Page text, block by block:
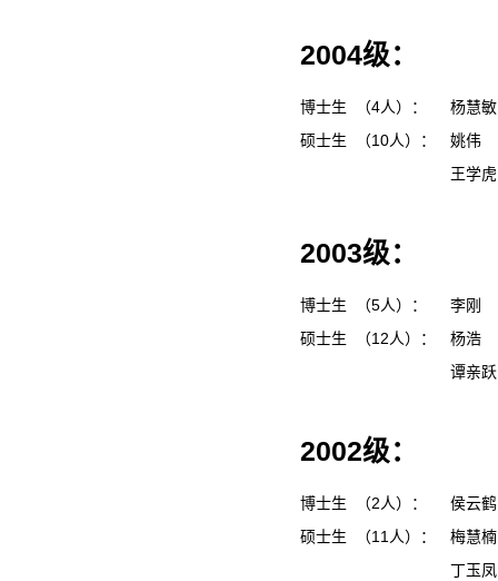
2004级：
博士生 （4人）：
杨慧
硕士生 （10人）：
姚伟
王学
2003级：
博士生 （5人）：
李刚
硕士生 （12人）：
杨浩
谭亲
2002级：
博士生 （2人）：
侯云
硕士生 （11人）：
梅慧
丁玉